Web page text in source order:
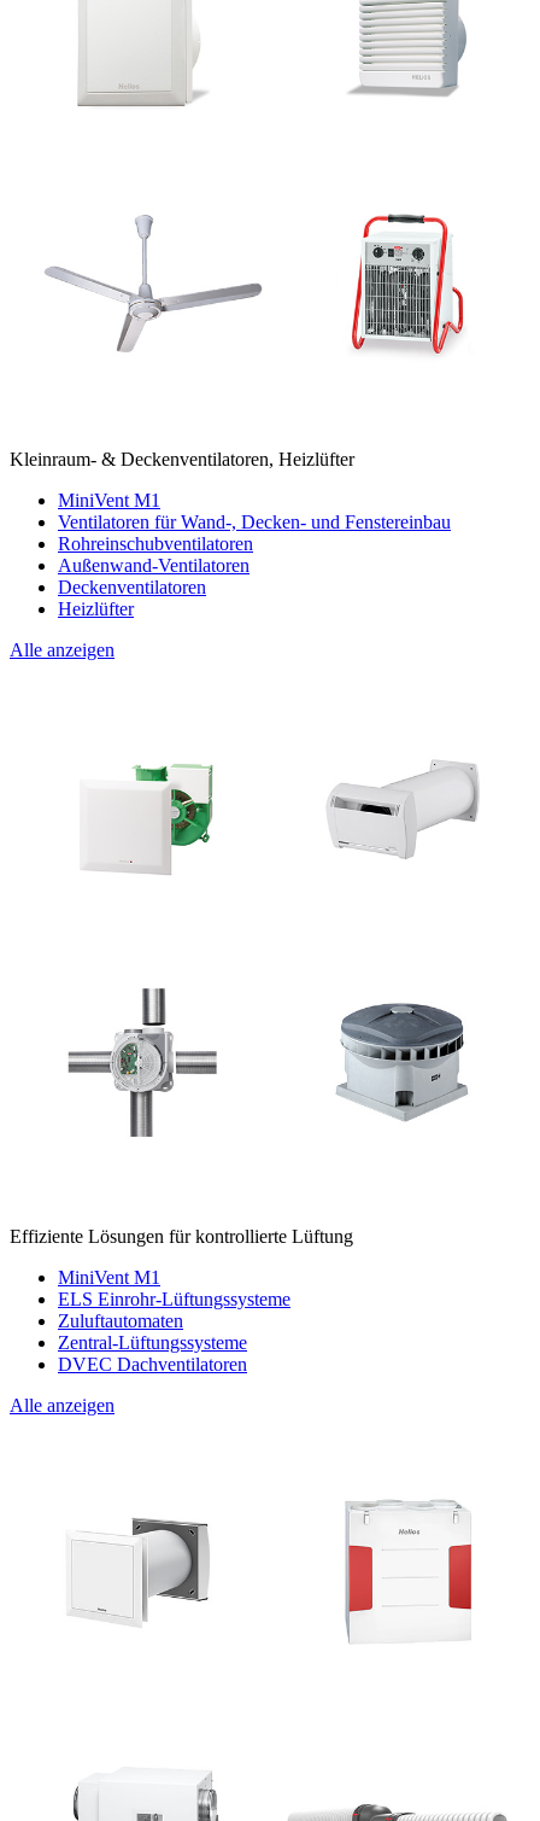
Kleinraum- & Deckenventilatoren, Heizlüfter
MiniVent M1
Ventilatoren für Wand-, Decken- und Fenstereinbau
Rohreinschubventilatoren
Außenwand-Ventilatoren
Deckenventilatoren
Heizlüfter
Alle anzeigen
Effiziente Lösungen für kontrollierte Lüftung
MiniVent M1
ELS Einrohr-Lüftungssysteme
Zuluftautomaten
Zentral-Lüftungssysteme
DVEC Dachventilatoren
Alle anzeigen